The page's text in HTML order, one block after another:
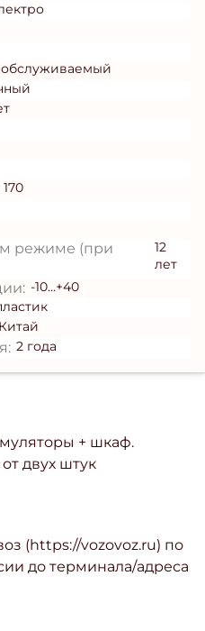
+ шкаф.
двух штук
(https://vozovoz.ru) по
до терминала/адреса
170
режиме (при
12
лет
-10...+40
Китай
2 года